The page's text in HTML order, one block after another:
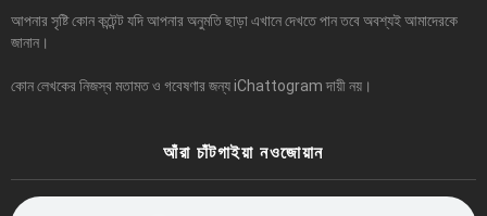
আপনার সৃষ্টি কোন কন্টেন্ট যদি আপনার অনুমতি ছাড়া এখানে দেখতে পান তবে অবশ্যই আমাদেরকে
জানান।
কোন লেখকের নিজস্ব মতামত ও গবেষণার জন্য iChattogram দায়ী নয়।
আঁরা চাঁটগাইয়া নওজোয়ান